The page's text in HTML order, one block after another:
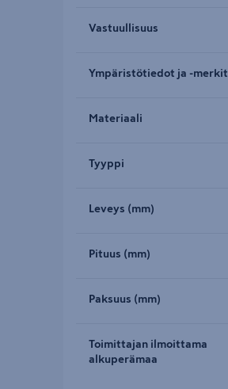
Vastuullisuus
Ympäristötiedot ja -merkit
Materiaali
Tyyppi
Leveys (mm)
Pituus (mm)
Paksuus (mm)
Toimittajan ilmoittama
alkuperämaa